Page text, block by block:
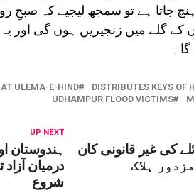
جاتا ہے تو سمجھ لیجیے کہ
گلے میں زنجیریں ہوں گی اور یہ
DISTRIBUTES KEYS OF
ULEMA-E-HIND
UDHAMPUR FLOOD VICTIMS
UP NEXT
ہندوستان
درمیان
شروع
کی غیر قانونی کان